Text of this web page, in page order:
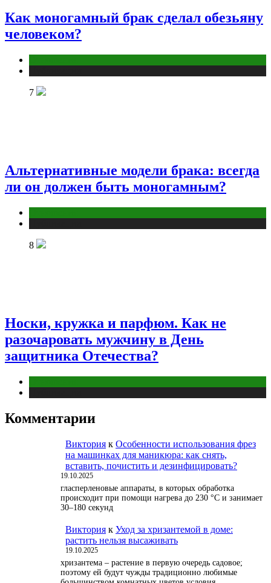
Как моногамный брак сделал обезьяну
человеком?
7
Альтернативные модели брака: всегда
ли он должен быть моногамным?
8
Носки, кружка и парфюм. Как не
разочаровать мужчину в День
защитника Отечества?
Комментарии
Виктория к Особенности использования фрез
на машинках для маникюра: как снять,
вставить, почистить и дезинфицировать?
19.10.2025
гласперленовые аппараты, в которых обработка
происходит при помощи нагрева до 230 °С и занимает
30–180 секунд
Виктория к Уход за хризантемой в доме:
растить нельзя высаживать
19.10.2025
хризантема – растение в первую очередь садовое;
поэтому ей будут чужды традиционно любимые